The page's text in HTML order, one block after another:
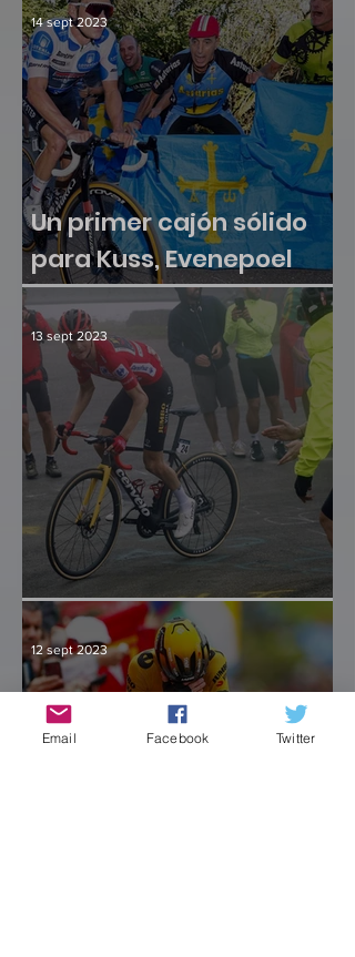
Un primer cajón sólido
para Kuss, Evenepoel
sumó otra victoria
14 sept 2023
¿Hay crisis en el paraíso?
13 sept 2023
12 sept 2023
Email Facebook Twitter